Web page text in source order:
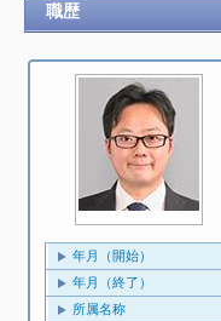
職歴
年月（開始）
年月（終了）
所属名称